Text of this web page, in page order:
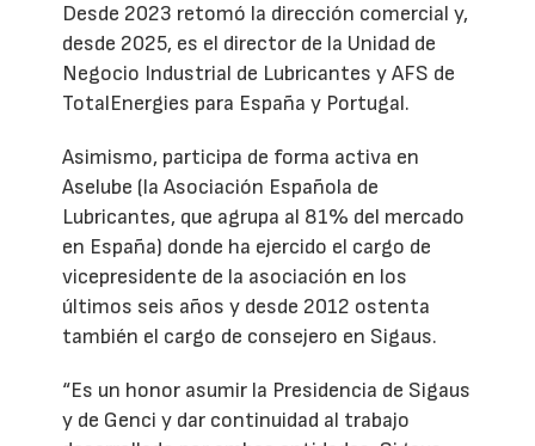
Desde 2023 retomó la dirección comercial y,
desde 2025, es el director de la Unidad de
Negocio Industrial de Lubricantes y AFS de
TotalEnergies para España y Portugal.
Asimismo, participa de forma activa en
Aselube (la Asociación Española de
Lubricantes, que agrupa al 81% del mercado
en España) donde ha ejercido el cargo de
vicepresidente de la asociación en los
últimos seis años y desde 2012 ostenta
también el cargo de consejero en Sigaus.
“Es un honor asumir la Presidencia de Sigaus
y de Genci y dar continuidad al trabajo